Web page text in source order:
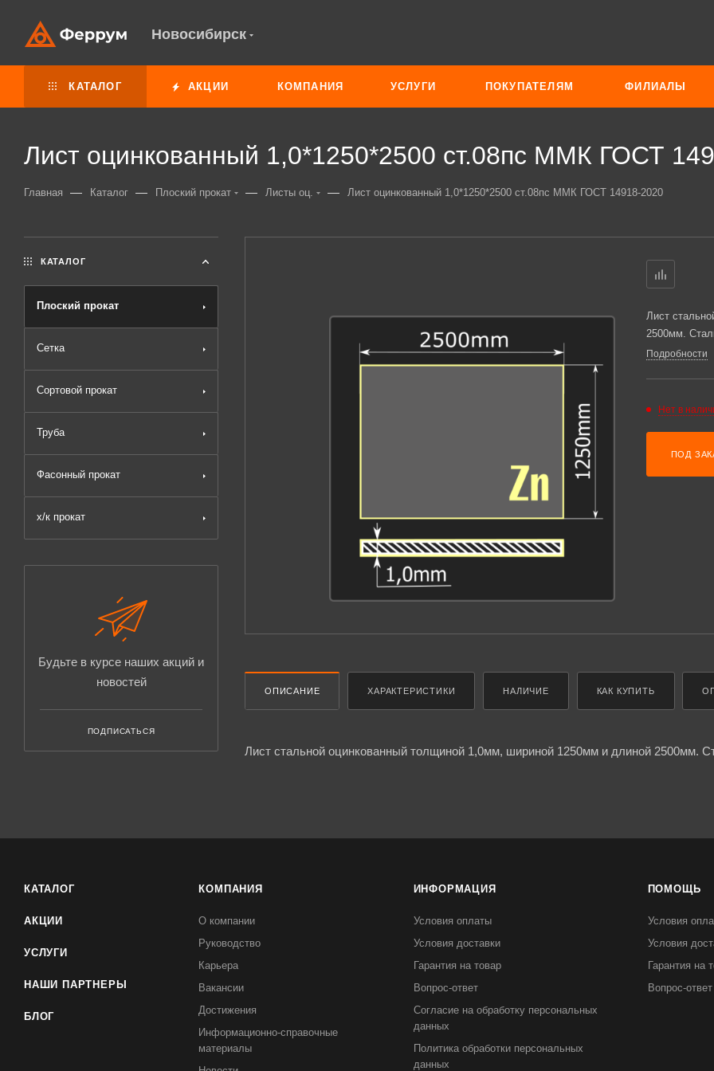
Новосибирск
КАТАЛОГ АКЦИИ КОМПАНИЯ УСЛУГИ ПОКУПАТЕЛЯМ ФИЛИАЛЫ
Лист оцинкованный 1,0*1250*2500 ст.08пс ММК ГОСТ
Главная — Каталог — Плоский прокат — Листы оц. — Лист оцинкованный 1,0*1250*2500 ст.08пс ММК ГОСТ 14918-2020
Лист
2500мм.
Подробности
Нет в
ПОД
ОПИСАНИЕ ХАРАКТЕРИСТИКИ НАЛИЧИЕ КАК КУПИТЬ
Лист стальной оцинкованный толщиной 1,0мм, шириной 1250мм и длиной 2500мм.
КАТАЛОГ
Плоский прокат
Сетка
Сортовой прокат
Труба
Фасонный прокат
х/к прокат
Будьте в курсе наших акций и
новостей
ПОДПИСАТЬСЯ
КАТАЛОГ
АКЦИИ
УСЛУГИ
НАШИ ПАРТНЕРЫ
БЛОГ
КОМПАНИЯ
О компании
Руководство
Карьера
Вакансии
Достижения
Информационно-справочные
материалы
ИНФОРМАЦИЯ
Условия оплаты
Условия доставки
Гарантия на товар
Вопрос-ответ
Согласие на обработку персональных
данных
Политика обработки персональных
данных
ПОМОЩЬ
Условия
Условия
Гарантия на
Вопрос-ответ